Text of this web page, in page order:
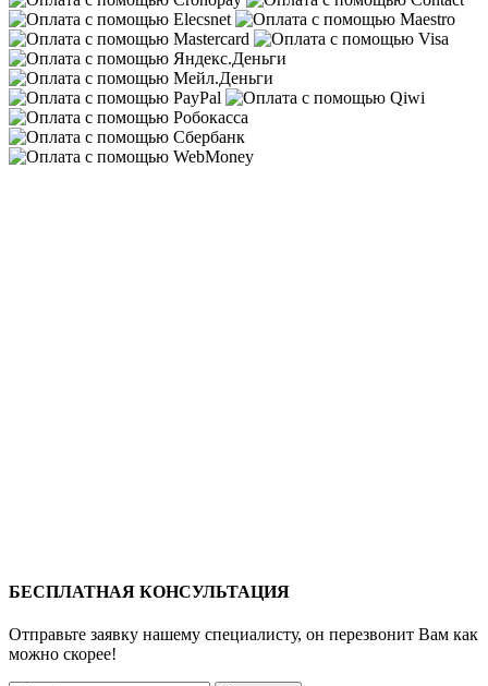
БЕСПЛАТНАЯ КОНСУЛЬТАЦИЯ
Отправьте заявку нашему специалисту, он перезвонит Вам как
можно скорее!